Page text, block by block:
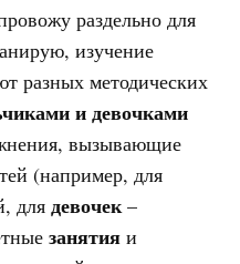
раздельно для
изучение
разных методических
и девочками
вызывающие
(например, для
для девочек–
занятия и